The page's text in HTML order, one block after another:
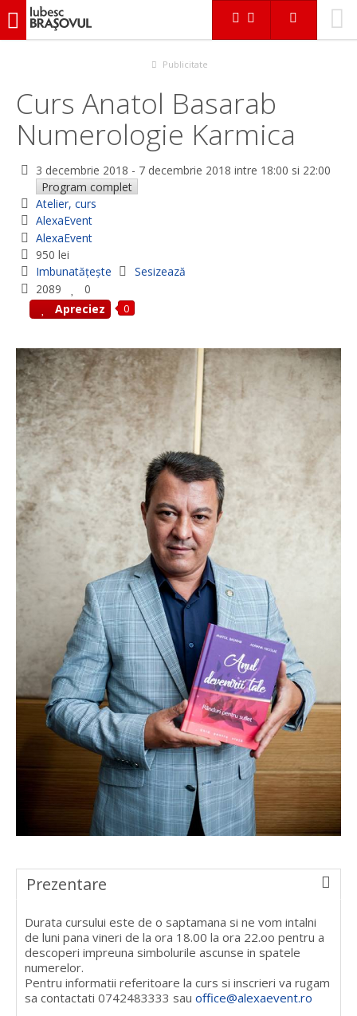
iubescbraşovul.ro
Curs Anatol Basarab Numerologie Karmica
Publicitate
Curs Anatol Basarab
Numerologie Karmica
3 decembrie 2018 - 7 decembrie 2018 intre 18:00 si 22:00
Program complet
Atelier, curs
AlexaEvent
AlexaEvent
950 lei
Imbunatățește
Sesizează
2089
0
Apreciez
0
Prezentare
Durata cursului este de o saptamana si ne vom intalni
de luni pana vineri de la ora 18.00 la ora 22.oo pentru a
descoperi impreuna simbolurile ascunse in spatele
numerelor.
Pentru informatii referitoare la curs si inscrieri va rugam
sa contactati 0742483333 sau office@alexaevent.ro